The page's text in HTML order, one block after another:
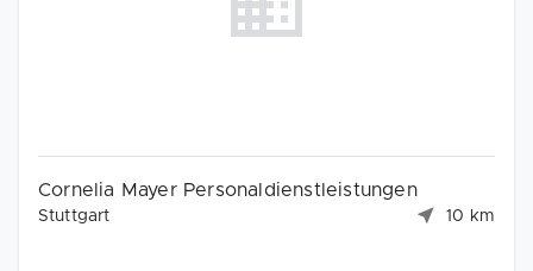
Cornelia Mayer Personaldienstleistungen
Stuttgart 10 km